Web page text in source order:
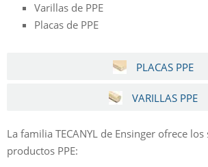
Varillas de PPE
Placas de PPE
PLACAS PPE
VARILLAS PPE
La familia TECANYL de Ensinger ofrece
productos PPE: